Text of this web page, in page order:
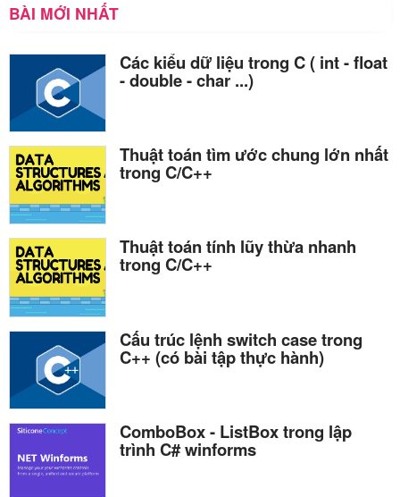
BÀI MỚI NHẤT
Các kiểu dữ liệu trong C ( int - float
- double - char ...)
Thuật toán tìm ước chung lớn nhất
trong C/C++
Thuật toán tính lũy thừa nhanh
trong C/C++
Cấu trúc lệnh switch case trong
C++ (có bài tập thực hành)
ComboBox - ListBox trong lập
trình C# winforms